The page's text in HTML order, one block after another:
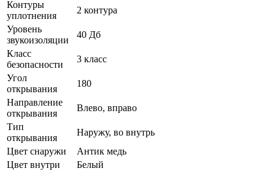
Контуры
уплотнения
2 контура
Уровень
звукоизоляции
40 Дб
Класс
безопасности
3 класс
Угол
открывания
180
Направление
открывания
Влево, вправо
Тип
открывания
Наружу, во внутрь
Цвет снаружи
Антик медь
Цвет внутри
Белый